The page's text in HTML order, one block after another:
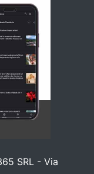
SRL - Via